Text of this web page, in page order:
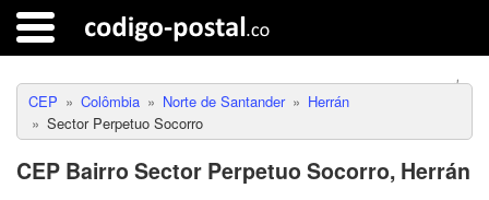
CEP Colômbia Norte de Santander
Herrán
Sector Perpetuo Socorro
CEP Bairro Sector Perpetuo Socorro, Herrán